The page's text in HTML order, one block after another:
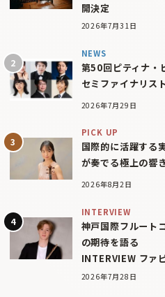
開決定
2026年7月31日
NEWS
第50回ピティナ・
セミファイナリス
2026年7月29日
PICK UP
国際的に活躍する
が奏でる極上の響
2026年8月2日
INTERVIEW
神戸国際フルート
の期待を語る
INTERVIEW ファ
2026年7月28日